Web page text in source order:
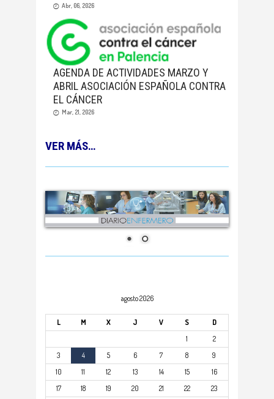
Abr, 06, 2026
AGENDA DE ACTIVIDADES MARZO Y
ABRIL ASOCIACIÓN ESPAÑOLA CONTRA
EL CÁNCER
Mar, 21, 2026
VER MÁS…
agosto 2026
L M X J V S
D
1
2
3
4 5 6 7 8
9
10
11 12 13 14 15
16
17
18 19 20 21 22
23